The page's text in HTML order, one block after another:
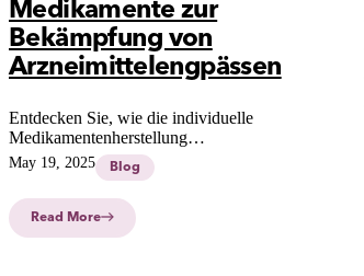
Medikamente zur
Bekämpfung von
Arzneimittelengpässen
Entdecken Sie, wie die individuelle
Medikamentenherstellung
Arzneimittelengpässe effektiv bekämpft.
Erfahren Sie, warum Compounding durch
Apotheker und moderne Technologien eine
Schlüsselrolle für die Versorgungssicherheit
spielt.
May 19, 2025 Blog
Read More